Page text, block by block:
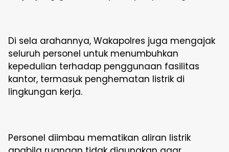
Di sela arahannya, Wakapolres juga mengajak
seluruh personel untuk menumbuhkan
kepedulian terhadap penggunaan fasilitas
kantor, termasuk penghematan listrik di
lingkungan kerja.
Personel diimbau mematikan aliran listrik